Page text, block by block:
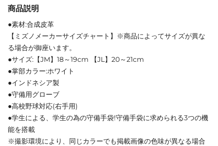
商品説明
●素材:合成皮革
【ミズノメーカーサイズチャート】※商品によってサイズが異な
る場合が御座います。
●サイズ:【JM】18～19cm 【JL】20～21cm
●掌部カラー:ホワイト
●インドネシア製
●守備用グローブ
●高校野球対応(右手用)
●学生による、学生の為の守備手袋!守備手袋に求められる3つの機
能を搭載
※撮影環境により、同じカラーでも掲載画像の色味が異なる場合